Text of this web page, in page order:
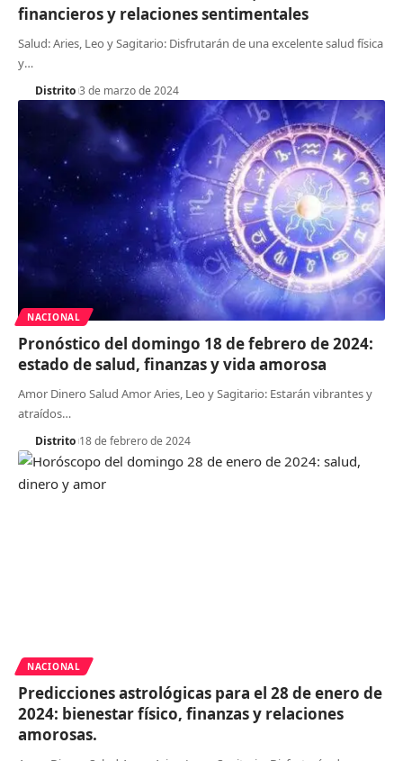
financieros y relaciones sentimentales
Salud: Aries, Leo y Sagitario: Disfrutarán de una excelente salud física
y…
Distrito 3 de marzo de 2024
NACIONAL
Pronóstico del domingo 18 de febrero de 2024:
estado de salud, finanzas y vida amorosa
Amor Dinero Salud Amor Aries, Leo y Sagitario: Estarán vibrantes y
atraídos…
Distrito 18 de febrero de 2024
NACIONAL
Predicciones astrológicas para el 28 de enero de
2024: bienestar físico, finanzas y relaciones
amorosas.